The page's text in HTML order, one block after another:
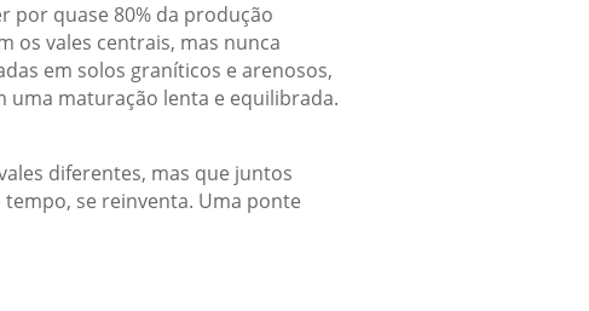
por quase 80% da produção
os vales centrais, mas nunca
em solos graníticos e arenosos,
maturação lenta e equilibrada.
diferentes, mas que juntos
se reinventa. Uma ponte